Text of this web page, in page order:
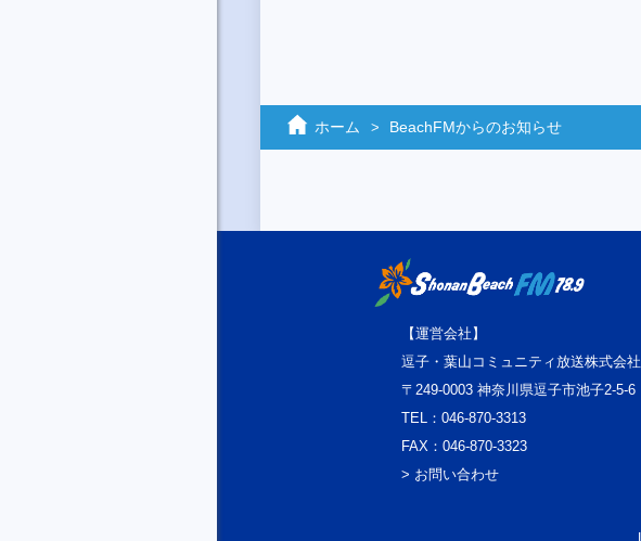
ホーム BeachFMからのお知らせ
【運営会社】
逗子・葉山コミュニティ放送株式会社
〒249-0003 神奈川県逗子市池子2-5-6
TEL：046-870-3313
FAX：046-870-3323
> お問い合わせ